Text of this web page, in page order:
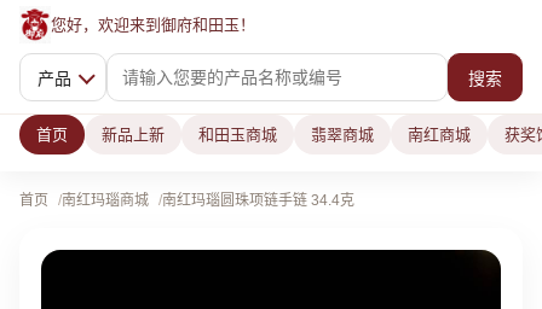
您好，欢迎来到御府和田玉！
产品 搜索
首页 新品上新 和田玉商城 翡翠商城 南红商城 获奖
首页 南红玛瑙商城 南红玛瑙圆珠项链手链 34.4克